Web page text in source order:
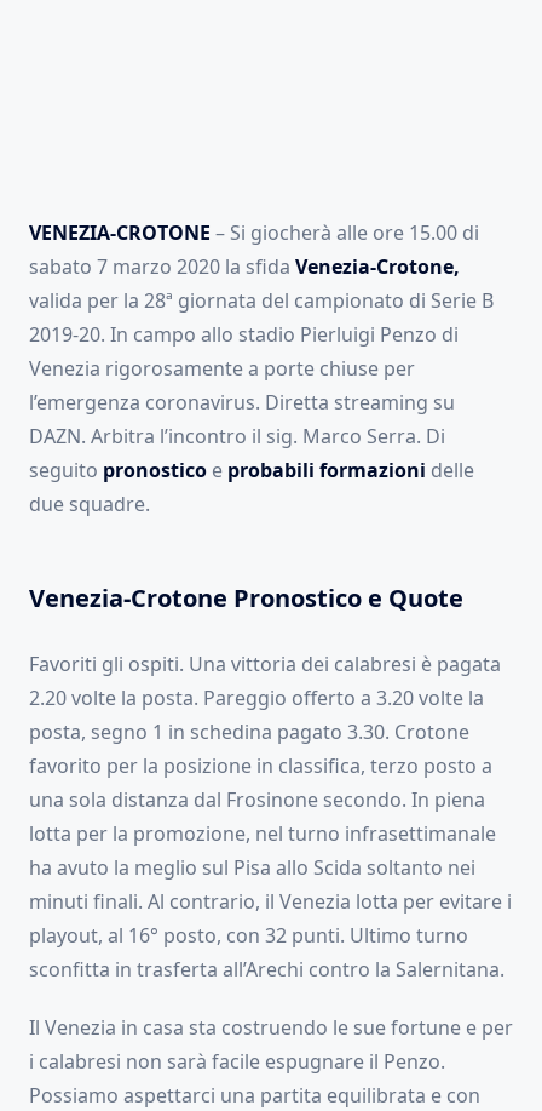
VENEZIA-CROTONE – Si giocherà alle ore 15.00 di
sabato 7 marzo 2020 la sfida Venezia-Crotone,
valida per la 28ª giornata del campionato di Serie B
2019-20. In campo allo stadio Pierluigi Penzo di
Venezia rigorosamente a porte chiuse per
l’emergenza coronavirus. Diretta streaming su
DAZN. Arbitra l’incontro il sig. Marco Serra. Di
seguito pronostico e probabili formazioni delle
due squadre.
Venezia-Crotone Pronostico e Quote
Favoriti gli ospiti. Una vittoria dei calabresi è pagata
2.20 volte la posta. Pareggio offerto a 3.20 volte la
posta, segno 1 in schedina pagato 3.30. Crotone
favorito per la posizione in classifica, terzo posto a
una sola distanza dal Frosinone secondo. In piena
lotta per la promozione, nel turno infrasettimanale
ha avuto la meglio sul Pisa allo Scida soltanto nei
minuti finali. Al contrario, il Venezia lotta per evitare i
playout, al 16° posto, con 32 punti. Ultimo turno
sconfitta in trasferta all’Arechi contro la Salernitana.
Il Venezia in casa sta costruendo le sue fortune e per
i calabresi non sarà facile espugnare il Penzo.
Possiamo aspettarci una partita equilibrata e con